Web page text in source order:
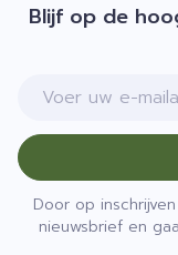
Blijf op de
E-mail adres
Door op
nieuwsbrief en